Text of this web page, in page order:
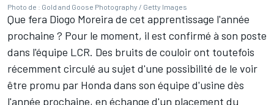
Photo de : Gold and Goose Photography / Getty Images
Que fera Diogo Moreira de cet apprentissage l'année
prochaine ? Pour le moment, il est confirmé à son poste
dans l'équipe LCR. Des bruits de couloir ont toutefois
récemment circulé au sujet d'une possibilité de le voir
être promu par Honda dans son équipe d'usine dès
l'année prochaine, en échange d'un placement du